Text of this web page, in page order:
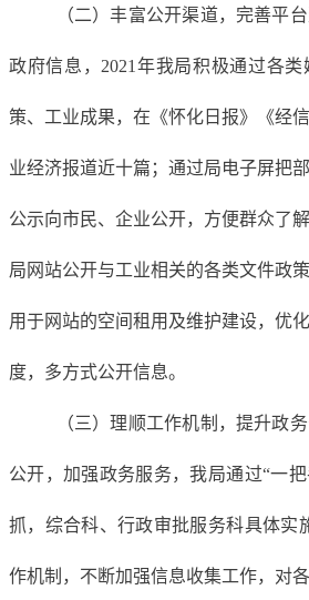
（二）丰富公开渠道，完善平台
政府信息 ， 2021年我局积极通过各类
策、工业成果，在 《怀化日报》《经
业经济报道近十篇 ； 通过局电子屏把
公示向市民、企业公开，方便群众了
局 网站公开与工业相关的各类文件政策
用于网站的空间租用及维护建设，优化
度，多方式公开信息。
（三） 理顺工作机制 ，提升政
公开，加强政务服务，我局通过“一
抓，综合科、行政审批服务科具体实
作机制 ，不断加强信息收集工作，对